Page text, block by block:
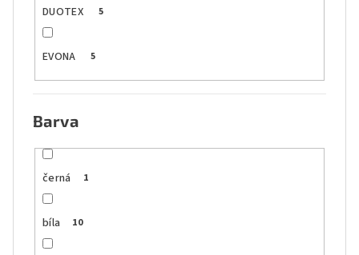
DUOTEX 5
EVONA 5
Barva
černá 1
bíla 10